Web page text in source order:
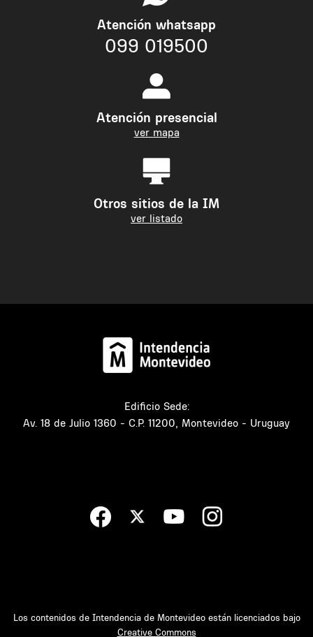
Atención whatsapp
099 019500
Atención presencial
ver mapa
Otros sitios de la IM
ver listado
Edificio Sede:
Av. 18 de Julio 1360 - C.P. 11200, Montevideo - Uruguay
Los contenidos de Intendencia de Montevideo están licenciados bajo
Creative Commons